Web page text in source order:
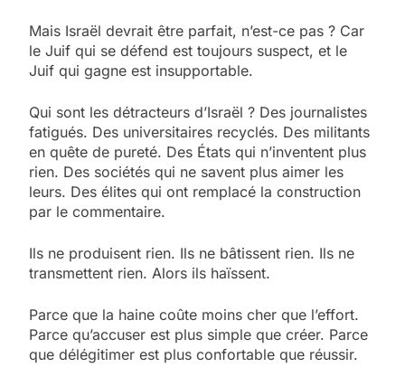
Mais Israël devrait être parfait, n’est-ce pas ? Car
le Juif qui se défend est toujours suspect, et le
Juif qui gagne est insupportable.
Qui sont les détracteurs d’Israël ? Des journalistes
fatigués. Des universitaires recyclés. Des militants
en quête de pureté. Des États qui n’inventent plus
rien. Des sociétés qui ne savent plus aimer les
leurs. Des élites qui ont remplacé la construction
par le commentaire.
Ils ne produisent rien. Ils ne bâtissent rien. Ils ne
transmettent rien. Alors ils haïssent.
Parce que la haine coûte moins cher que l’effort.
Parce qu’accuser est plus simple que créer. Parce
que délégitimer est plus confortable que réussir.